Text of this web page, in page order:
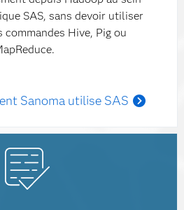
SAS, sans devoir utiliser
commandes Hive, Pig ou
Sanoma utilise SAS